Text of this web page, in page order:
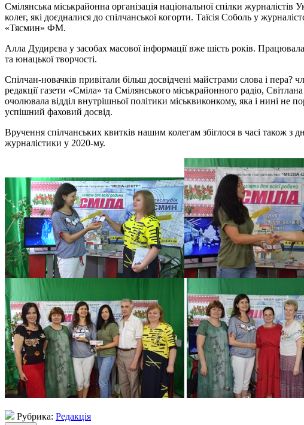
Смілянська міськрайонна організація національної спілки
колег, які доєдналися до спілчанської когорти. Таїсія Соболь у
«Тясмин» ФМ.
Алла Дудирєва у засобах масової інформації вже шість років.
та юнацької творчості.
Спілчан-новачків привітали більш досвідчені майстрами слова і
редакції газети «Сміла» та Смілянського міськрайонного радіо,
очолювала відділ внутрішньої політики міськвиконкому, яка і нині не
успішний фаховий досвід.
Вручення спілчанських квитків нашим колегам збіглося в часі також з
журналістики у 2020-му.
Рубрика: Редакція